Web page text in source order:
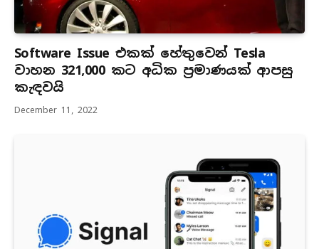
Software Issue එකක් හේතුවෙන් Tesla
වාහන 321,000 කට අධික ප්‍රමාණයක් ආපසු
කැඳවයි
December 11, 2022